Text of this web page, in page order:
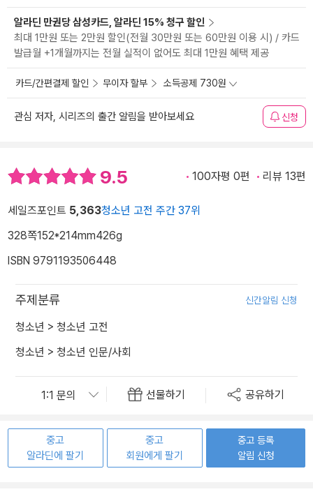
알라딘 만권당 삼성카드, 알라딘 15% 청구 할인
최대 1만원 또는 2만원 할인(전월 30만원 또는 60만원 이용 시) / 카드
발급월 +1개월까지는 전월 실적이 없어도 최대 1만원 혜택 제공
카드/간편결제 할인 무이자 할부 소득공제 730원
관심 저자, 시리즈의 출간 알림을 받아보세요 신청
9.5 100자평 0편 리뷰 13편
세일즈포인트 5,363청소년 고전 주간 37위
328쪽152*214mm426g
ISBN 9791193506448
주제분류 신간알림 신청
청소년 > 청소년 고전
청소년 > 청소년 인문/사회
선물하기 공유하기
중고
알라딘에 팔기
중고
회원에게 팔기
중고 등록
알림 신청